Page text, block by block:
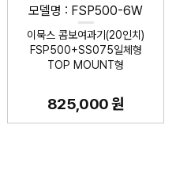
모델명 : FSP500-6W
이묵스 콤보여과기(20인치)
FSP500+SS075일체형
TOP MOUNT형
825,000 원